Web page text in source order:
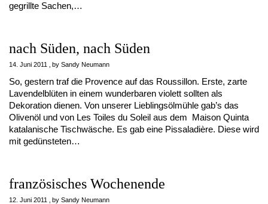
gegrillte Sachen,…
nach Süden, nach Süden
14. Juni 2011 by Sandy Neumann
So, gestern traf die Provence auf das Roussillon. Erste, zarte
Lavendelblüten in einem wunderbaren violett sollten als
Dekoration dienen. Von unserer Lieblingsölmühle gab’s das
Olivenöl und von Les Toiles du Soleil aus dem Maison Quinta
katalanische Tischwäsche. Es gab eine Pissaladière. Diese wird
mit gedünsteten…
französisches Wochenende
12. Juni 2011 by Sandy Neumann